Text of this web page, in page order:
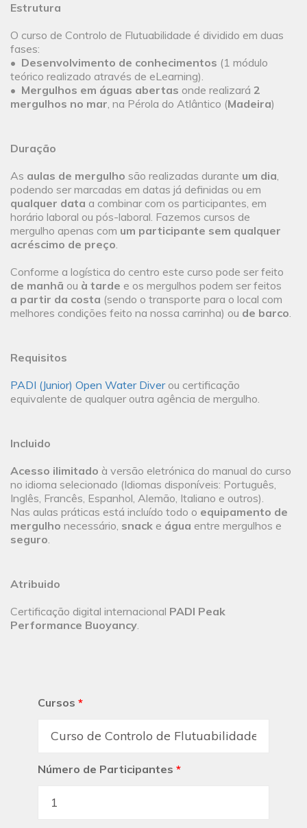
Estrutura
O curso de Controlo de Flutuabilidade é dividido em duas
fases:
• Desenvolvimento de conhecimentos (1 módulo
teórico realizado através de eLearning).
• Mergulhos em águas abertas onde realizará 2
mergulhos no mar, na Pérola do Atlântico (Madeira)
Duração
As aulas de mergulho são realizadas durante um dia,
podendo ser marcadas em datas já definidas ou em
qualquer data a combinar com os participantes, em
horário laboral ou pós-laboral. Fazemos cursos de
mergulho apenas com um participante sem qualquer
acréscimo de preço.
Conforme a logística do centro este curso pode ser feito
de manhã ou à tarde e os mergulhos podem ser feitos
a partir da costa (sendo o transporte para o local com
melhores condições feito na nossa carrinha) ou de barco.
Requisitos
PADI (Junior) Open Water Diverou certificação
equivalente de qualquer outra agência de mergulho.
Incluido
Acesso ilimitado à versão eletrónica do manual do curso
no idioma selecionado (Idiomas disponíveis: Português,
Inglês, Francês, Espanhol, Alemão, Italiano e outros).
Nas aulas práticas está incluído todo o equipamento de
mergulho necessário, snack e água entre mergulhos e
seguro.
Atribuido
Certificação digital internacional PADI Peak
Performance Buoyancy.
Cursos *
Número de Participantes *